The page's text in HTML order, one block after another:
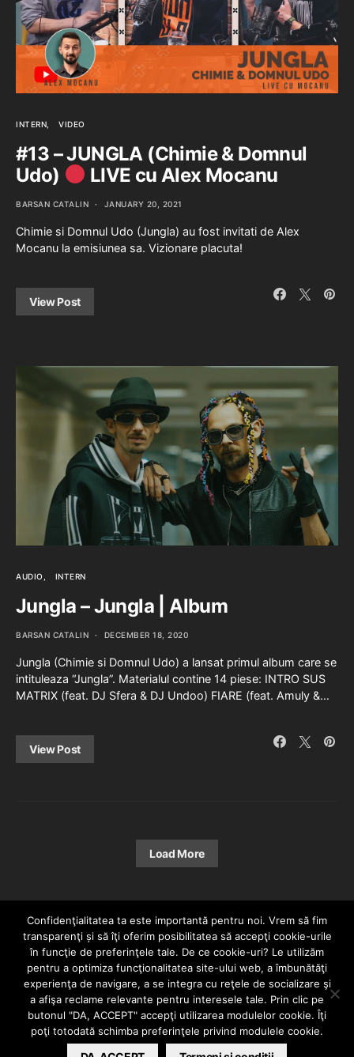
INTERN VIDEO
#13 – JUNGLA (Chimie & Domnul
Udo)
LIVE cu Alex Mocanu
BARSAN CATALIN JANUARY 20, 2021
Chimie si Domnul Udo (Jungla) au fost invitati de Alex
Mocanu la emisiunea sa. Vizionare placuta!
View Post
AUDIO INTERN
Jungla – Jungla | Album
BARSAN CATALIN DECEMBER 18, 2020
Jungla (Chimie si Domnul Udo) a lansat primul album care se
intituleaza “Jungla”. Materialul contine 14 piese: INTRO SUS
MATRIX (feat. DJ Sfera & DJ Undoo) FIARE (feat. Amuly &…
View Post
Load More
HOME CONTACT POLITICĂ DE CONFIDENȚIALITATE
Since 2005 | Copyright by HIPHOPLIVE
ENTERTAINMENT SRL
Confidenţialitatea ta este importantă pentru noi. Vrem să fim
transparenţi și să îţi oferim posibilitatea să accepţi cookie-urile
în funcţie de preferinţele tale. De ce cookie-uri? Le utilizăm
pentru a optimiza funcţionalitatea site-ului web, a îmbunătăţi
experienţa de navigare, a se integra cu reţele de socializare şi
a afişa reclame relevante pentru interesele tale. Prin clic pe
butonul "DA, ACCEPT" accepţi utilizarea modulelor cookie. Îţi
poţi totodată schimba preferinţele privind modulele cookie.